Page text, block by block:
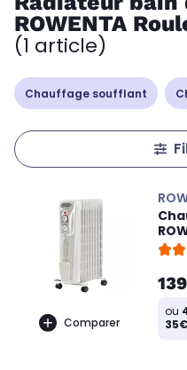
ROWENTA
(1 article)
Chauffage soufflant
Comparer
ou
35€